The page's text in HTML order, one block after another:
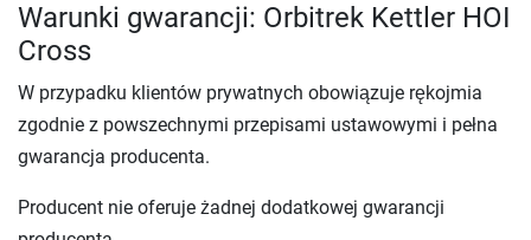
Warunki gwarancji: Orbitrek Kettler HOI
Cross
W przypadku klientów prywatnych obowiązuje rękojmia
zgodnie z powszechnymi przepisami ustawowymi i pełna
gwarancja producenta.
Producent nie oferuje żadnej dodatkowej gwarancji